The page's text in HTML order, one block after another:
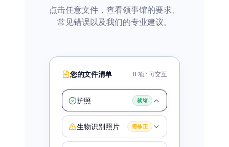
点击任意文件，查看领事馆的要求、
常见错误以及我们的专业建议。
您的文件清单 8 项 · 可交互
护照 就绪
生物识别照片 需修正